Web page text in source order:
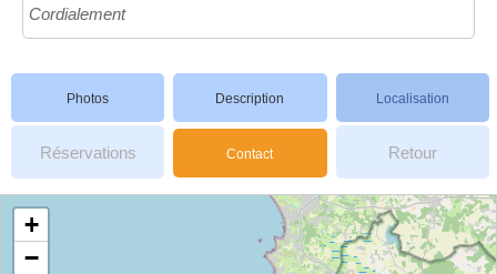
Cordialement
Photos Description Localisation
Réservations Contact Retour
+
−